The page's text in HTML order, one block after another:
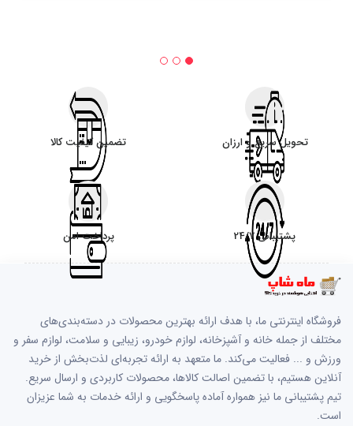
تحویل سریع و ارزان تضمین کیفیت کالا
پشتیبانی 24/7 پرداخت امن
فروشگاه اینترنتی ما، با هدف ارائه بهترین محصولات در دسته‌بندی‌های
مختلف از جمله خانه و آشپزخانه، لوازم خودرو، زیبایی و سلامت، لوازم سفر و
ورزش و ... فعالیت می‌کند. ما متعهد به ارائه تجربه‌ای لذت‌بخش از خرید
آنلاین هستیم، با تضمین اصالت کالاها، محصولات کاربردی و ارسال سریع.
تیم پشتیبانی ما نیز همواره آماده پاسخگویی و ارائه خدمات به شما عزیزان
است.